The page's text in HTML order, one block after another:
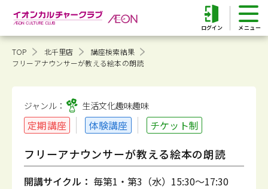
ログイン
TOP 北千里店
講座検索結果
フリーアナウンサーが教える絵本の朗読
ジャンル： 生活文化趣味趣味
定期講座 体験講座 チケット制
フリーアナウンサーが教える絵本の朗読
開講サイクル： 毎第1・第3（水）15:30～17:30